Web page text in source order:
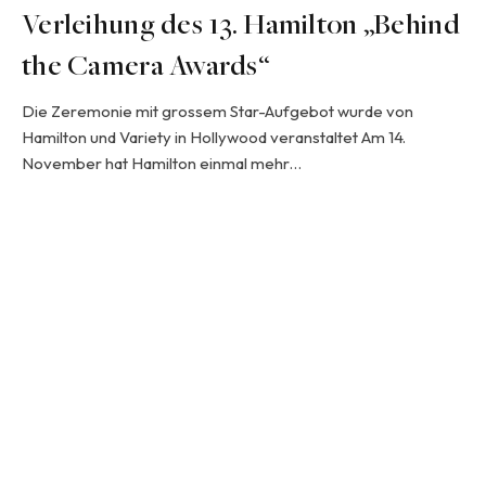
Verleihung des 13. Hamilton „Behind
the Camera Awards“
Die Zeremonie mit grossem Star-Aufgebot wurde von
Hamilton und Variety in Hollywood veranstaltet Am 14.
November hat Hamilton einmal mehr…